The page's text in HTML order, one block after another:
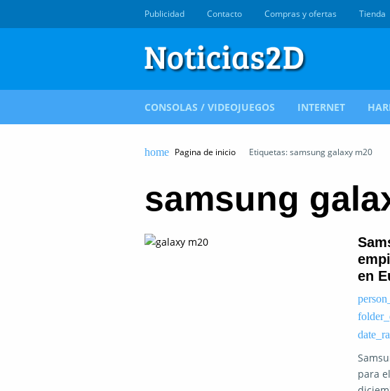
Publicidad Contacto Compras y ofertas Tienda
CONSOLAS / VIDEOJUEGOS INTERNET
Pagina de inicio Etiquetas: samsung galaxy m20
samsung
en
para